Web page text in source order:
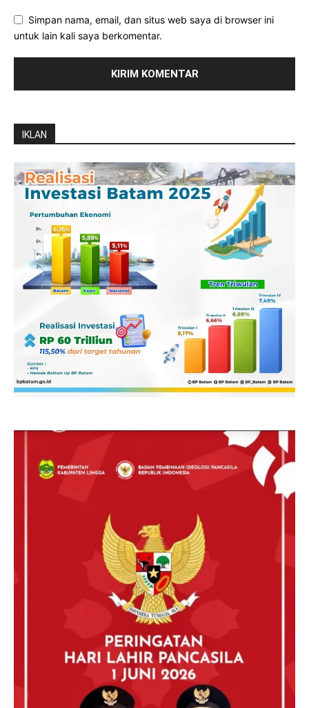
Simpan nama, email, dan situs web saya di browser ini
untuk lain kali saya berkomentar.
IKLAN